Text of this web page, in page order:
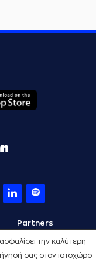
την καλύτερη
σας στον ιστοχώρο
Partners